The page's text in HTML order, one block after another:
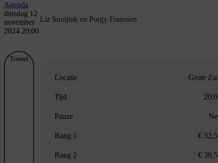
Agenda
dinsdag 12
november
2024 20:00
Liz Snoijink en Porgy Franssen
Toneel
Locatie Grote
Tijd
Pauze
Rang 1 €
Rang 2 €